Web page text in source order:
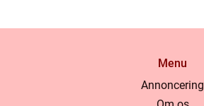
Menu
Annoncering